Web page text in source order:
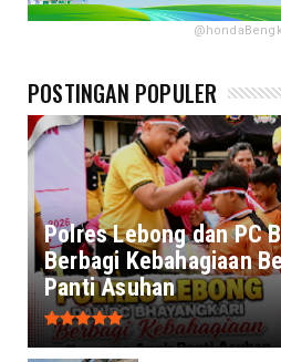
POSTINGAN POPULER
Polres Lebong dan PC
Berbagi Kebahagiaan
Panti Asuhan